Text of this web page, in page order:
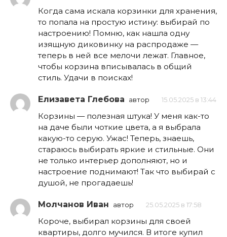
Когда сама искала корзинки для хранения,
то попала на простую истину: выбирай по
настроению! Помню, как нашла одну
изящную диковинку на распродаже —
теперь в ней все мелочи лежат. Главное,
чтобы корзина вписывалась в общий
стиль. Удачи в поисках!
Елизавета Глебова автор 15.05.2025 в 13:44
Корзины — полезная штука! У меня как-то
на даче были чоткие цвета, а я выбрала
какую-то серую. Ужас! Теперь, знаешь,
стараюсь выбирать яркие и стильные. Они
не только интерьер дополняют, но и
настроение поднимают! Так что выбирай с
душой, не прогадаешь!
Молчанов Иван автор 25.05.2025 в 17:58
Короче, выбирал корзины для своей
квартиры, долго мучился. В итоге купил